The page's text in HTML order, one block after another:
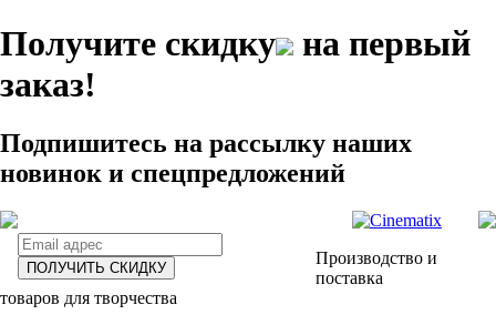
Получите скидку
на первый
заказ!
Подпишитесь на рассылку наших
новинок и спецпредложений
ПОЛУЧИТЬ СКИДКУ
Производство и
поставка
товаров для творчества